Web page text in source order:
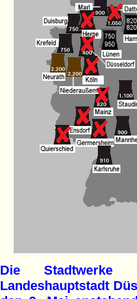
Die Stadtwerke
Landeshauptstadt